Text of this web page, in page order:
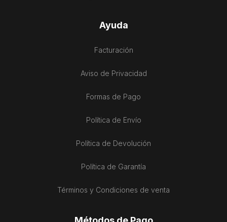
Ayuda
Facturación
Aviso de Privacidad
Formas de Pago
Política de Envío
Política de Devolución
Política de Garantía
Términos y Condiciones de venta